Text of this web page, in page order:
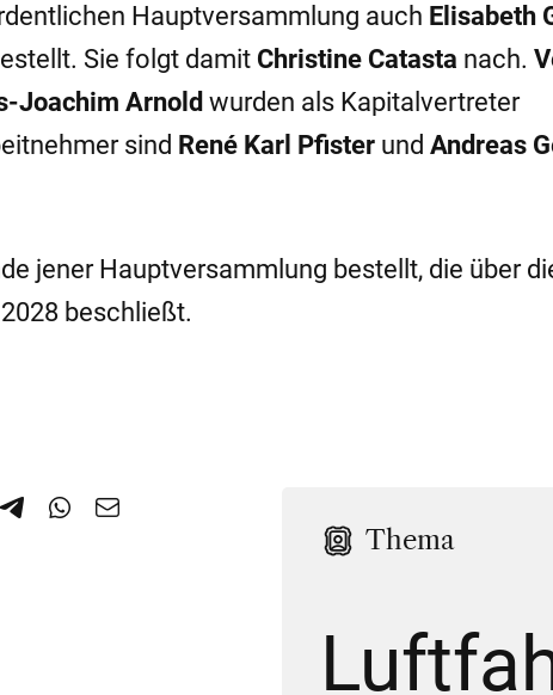
Hauptversammlung auch Elisabeth
Sie folgt damit Christine Catasta nach.
Joachim Arnold wurden als Kapitalvertreter
sind René Karl Pfister und Andreas
jener Hauptversammlung bestellt, die über
beschließt.
Thema